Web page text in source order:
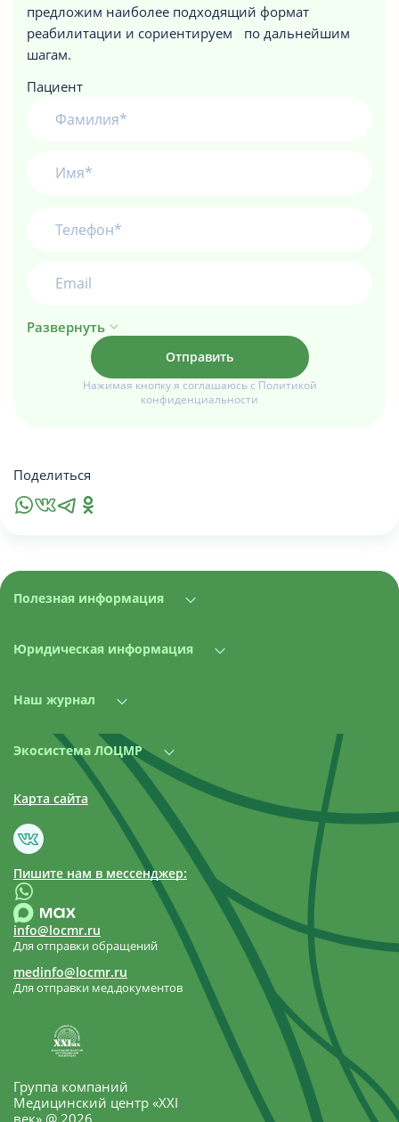
предложим наиболее подходящий формат
реабилитации и сориентируем по дальнейшим
шагам.
Пациент
Развернуть
Нажимая кнопку я соглашаюсь с Политикой
конфиденциальности
Поделиться
Группа компаний
Медицинский центр «XXI
век» @ 2026
Полезная информация
Юридическая информация
Наш журнал
Экосистема ЛОЦМР
Карта сайта
Пишите нам в мессенджер:
info@locmr.ru
Для отправки обращений
medinfo@locmr.ru
Для отправки мед.документов